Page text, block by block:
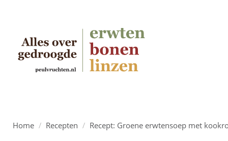
Home / Recepten / Recept: Groene erwtensoep met